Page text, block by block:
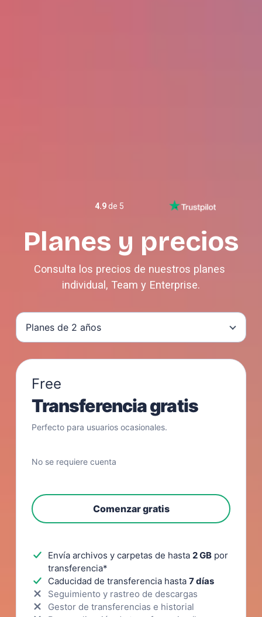
4.9de 5
Planes y precios
Consulta los precios de nuestros planes
individual, Team y Enterprise.
Planes de 2 años
Free
Transferencia gratis
Perfecto para usuarios ocasionales.
No se requiere cuenta
Comenzar gratis
Envía archivos y carpetas de hasta 2 GBpor
transferencia*
Caducidad de transferencia hasta 7 días
Seguimiento y rastreo de descargas
Gestor de transferencias e historial